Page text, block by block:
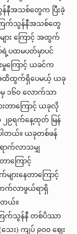
နီအသစ်တွေက ပြီးခဲ့
ကြက်သွန်နီအသစ်တွေ
ျား ကြောင့် အထွက်
ရဲ့ပထမပတ်မှာပင်
မှုကြောင့် ယခင်က
အထိထွက်ရှိပေမယ့် ယခု
မှ ၁၆၀ လောက်သာ
းတာကြောင့် ယခုလို
၉ရက်နေ့ထုတ် မြန်
ါတယ်။ ယခုတစ်ဖန်
ာက်လာသမျှ
ာကြောင့်
ားနေတာကြောင့်
က်လာဖွယ်ရာရှိ
ါတယ်။
ြက်သွန်နီ တစ်ပိဿာ
ေး) ကျပ် ၉၀ဝ ဈေး